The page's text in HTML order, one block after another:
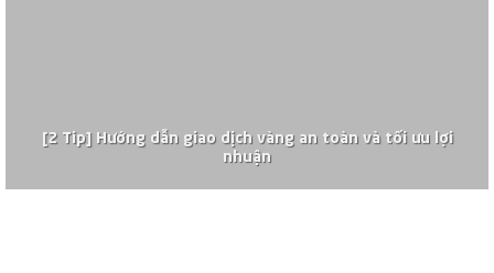
[2 Tip] Hướng dẫn giao dịch vàng an toàn và tối ưu lợi
nhuận